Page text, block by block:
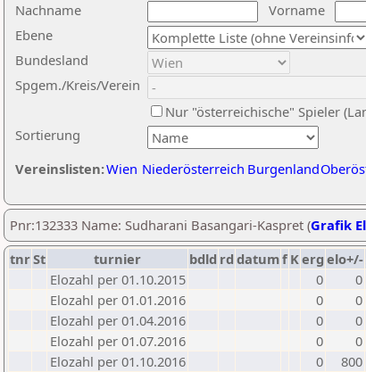
Nachname
Vorname
Ebene
Sortierung
Bundesland
Spgem./Kreis/Verein
Nur "österreichische" Spieler
Vereinslisten:Wien Niederösterreich Burgenland
Pnr:132333 Name: Sudharani Basangari-Kaspret (Grafik
tnrSt turnier bdld rd datumf Kerg elo+/-
Elozahl per 01.10.2015
0
0
Elozahl per 01.01.2016
0
0
Elozahl per 01.04.2016
0
0
Elozahl per 01.07.2016
0
0
Elozahl per 01.10.2016
0
800